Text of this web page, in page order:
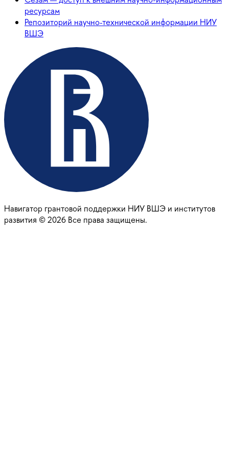
ресурсам
Репозиторий научно-технической информации НИУ
ВШЭ
Навигатор грантовой поддержки НИУ ВШЭ и институтов
развития ©2026 Все права защищены.